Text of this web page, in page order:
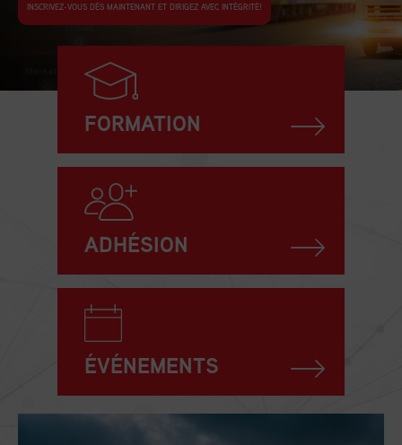
INSCRIVEZ-VOUS DÈS MAINTENANT ET DIRIGEZ AVEC INTÉGRITÉ!
FORMATION
ADHÉSION
ÉVÉNEMENTS